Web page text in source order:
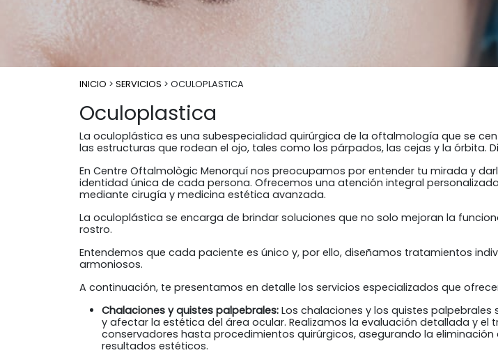
INICIO > SERVICIOS > OCULOPLASTICA
Oculoplastica
La oculoplástica es una subespecialidad quirúrgica de la oftalmología que se
las estructuras que rodean el ojo, tales como los párpados, las cejas y la órbita.
En Centre Oftalmològic Menorquí nos preocupamos por entender tu mirada y
identidad única de cada persona. Ofrecemos una atención integral
mediante cirugía y medicina estética avanzada.
La oculoplástica se encarga de brindar soluciones que no solo mejoran la
rostro.
Entendemos que cada paciente es único y, por ello, diseñamos tratamientos
armoniosos.
A continuación, te presentamos en detalle los servicios especializados que
Chalaciones y quistes palpebrales: Los chalaciones y los quistes
y afectar la estética del área ocular. Realizamos la evaluación detallada y
conservadores hasta procedimientos quirúrgicos, asegurando la
resultados estéticos.